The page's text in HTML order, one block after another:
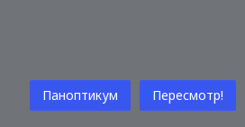
Posted
in
Паноптикум Пересмотр!